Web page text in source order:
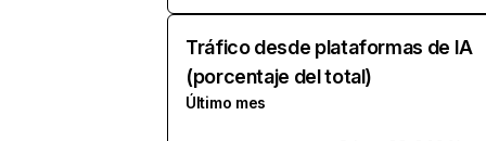
Tráfico desde plataformas de IA
(porcentaje del total)
Último mes